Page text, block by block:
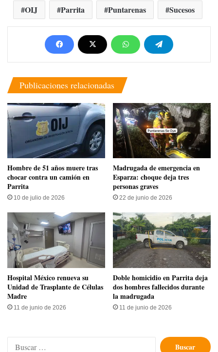
OIJ Parrita Puntarenas Sucesos
Publicaciones relacionadas
Hombre de 51 años muere tras
chocar contra un camión en
Parrita
10 de julio de 2026
Madrugada de emergencia en
Esparza: choque deja tres
personas graves
22 de junio de 2026
Hospital México renueva su
Unidad de Trasplante de Células
Madre
11 de junio de 2026
Doble homicidio en Parrita deja
dos hombres fallecidos durante
la madrugada
11 de junio de 2026
Buscar: